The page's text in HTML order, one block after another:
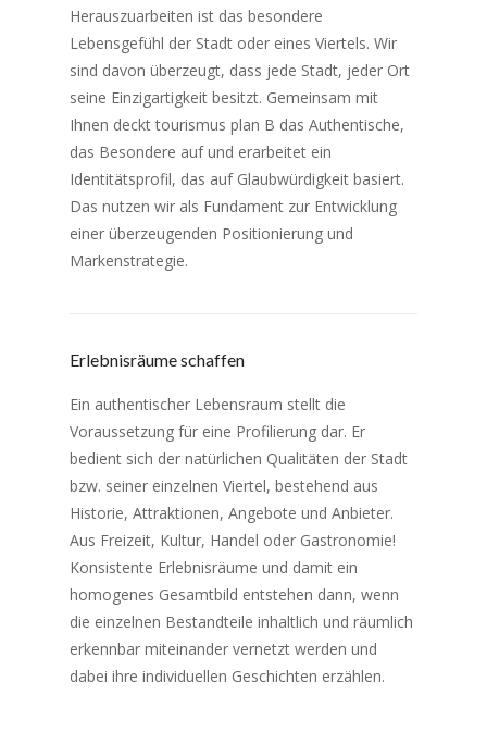
Herauszuarbeiten ist das besondere
Lebensgefühl der Stadt oder eines Viertels. Wir
sind davon überzeugt, dass jede Stadt, jeder Ort
seine Einzigartigkeit besitzt. Gemeinsam mit
Ihnen deckt tourismus plan B das Authentische,
das Besondere auf und erarbeitet ein
Identitätsprofil, das auf Glaubwürdigkeit basiert.
Das nutzen wir als Fundament zur Entwicklung
einer überzeugenden Positionierung und
Markenstrategie.
Erlebnisräume schaffen
Ein authentischer Lebensraum stellt die
Voraussetzung für eine Profilierung dar. Er
bedient sich der natürlichen Qualitäten der Stadt
bzw. seiner einzelnen Viertel, bestehend aus
Historie, Attraktionen, Angebote und Anbieter.
Aus Freizeit, Kultur, Handel oder Gastronomie!
Konsistente Erlebnisräume und damit ein
homogenes Gesamtbild entstehen dann, wenn
die einzelnen Bestandteile inhaltlich und räumlich
erkennbar miteinander vernetzt werden und
dabei ihre individuellen Geschichten erzählen.